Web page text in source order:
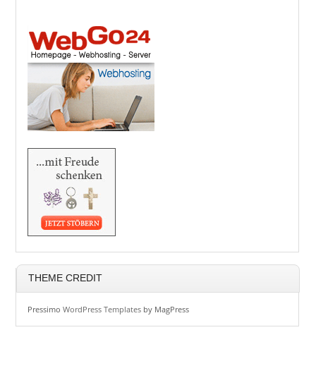
THEME CREDIT
PressimoWordPress Templates by MagPress